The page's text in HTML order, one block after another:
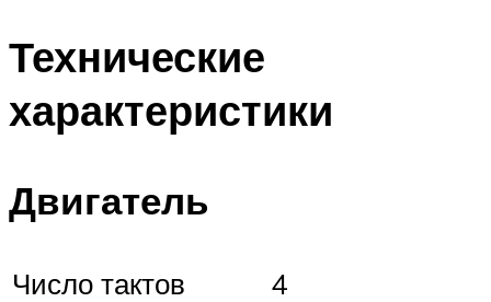
Технические
характеристики
Двигатель
Число тактов
4